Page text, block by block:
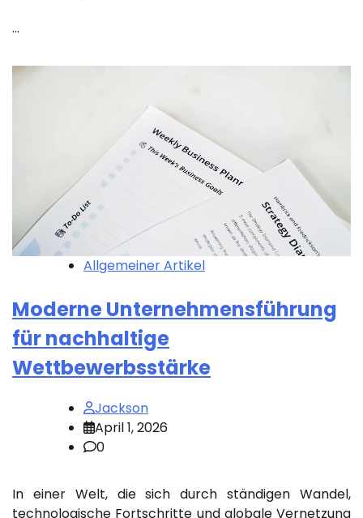
…
Allgemeiner Artikel
Moderne Unternehmensführung
für nachhaltige
Wettbewerbsstärke
Jackson
April 1, 2026
0
In einer Welt, die sich durch ständigen Wandel,
technologische Fortschritte und globale Vernetzung